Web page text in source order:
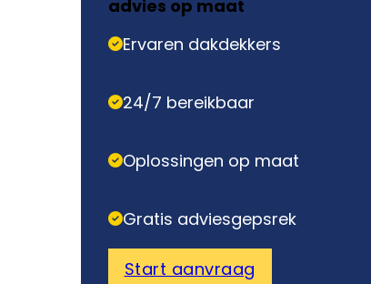
advies op maat
Ervaren dakdekkers
24/7 bereikbaar
Oplossingen op maat
Gratis adviesgepsrek
Start aanvraag